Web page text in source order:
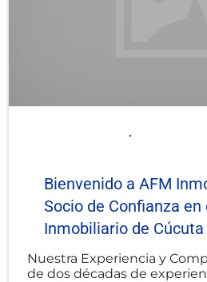
Bienvenido a AFM
Socio de Confianza
Inmobiliario de Cúcuta
Nuestra Experiencia y
de dos décadas de